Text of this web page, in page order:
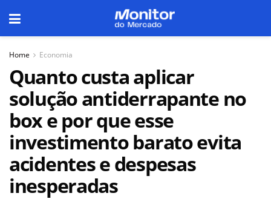
Home Economia
Quanto custa aplicar
solução antiderrapante no
box e por que esse
investimento barato evita
acidentes e despesas
inesperadas